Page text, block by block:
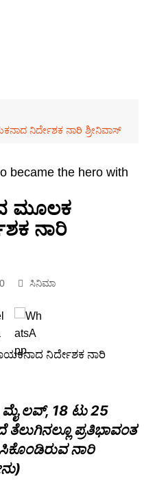
ನಿರ್ದೇಶಕ ನಾರಿ ಶ್ರೀನಿವಾಸ್
became the hero with
ಮೂಲಕ
ನಾರಿ
0 ಸಿನಿಮಾ
ಮೈ ಲವ್, 18 ಟು 25
ತೆಲುಗಿನಲ್ಲೂ ಪ್ರತಿಭಾವಂತ
ನಾರಿ